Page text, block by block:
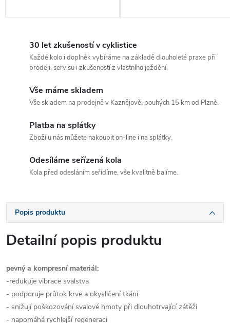
30 let zkušeností v cyklistice
Každé kolo i doplněk vybíráme na základě dlouholeté praxe při
prodeji, servisu i zkušeností z vlastního ježdění.
Vše máme skladem
Vše skladem na prodejně v Kaznějově, pouhých 15 km od Plzně.
Platba na splátky
Zboží u nás můžete nakoupit on-line i na splátky.
Odesíláme seřízená kola
Kola před odesláním seřídíme, vše kvalitně balíme.
Popis produktu
Detailní popis produktu
pevný a kompresní materiál:
-redukuje vibrace svalstva
- podporuje průtok krve a okysličení tkání
- snižují poškozování svalové hmoty při dlouhotrvající zátěži
- napomáhá rychlejší regeneraci